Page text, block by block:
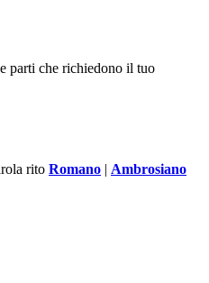
parti che richiedono il tuo
rito Romano | Ambrosiano